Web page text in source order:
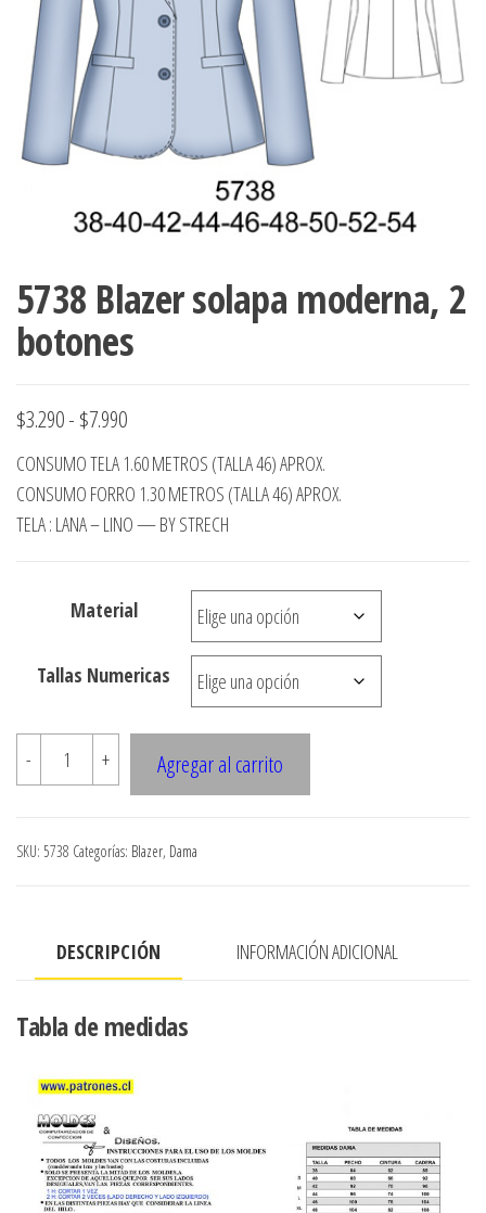
accumark ,
pdf , Moldes
Gerber ,
ropa,
Graduaciones,
Ploteo y
Digitalización
accumark,
Moldes en
pdf, Moldes
Santiago-
5738 Blazer solapa moderna, 2
botones
$3.290- $7.990Rango
de
precios:
desde
hasta
CONSUMO TELA 1.60 METROS (TALLA 46) APROX.
CONSUMO FORRO 1.30 METROS (TALLA 46) APROX.
TELA : LANA – LINO — BY STRECH
Material
Tallas Numericas
-
5738
Blazer
moderna,
+ Agregar al carrito
SKU: 5738 Categorías: Blazer, Dama
DESCRIPCIÓN INFORMACIÓN ADICIONAL
Tabla de medidas